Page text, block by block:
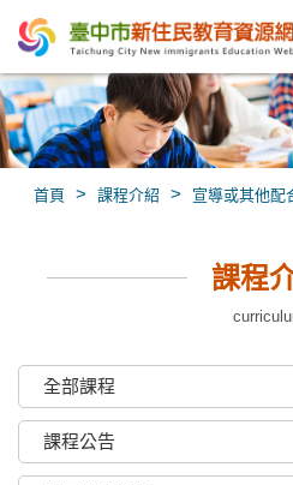
首頁 > 課程介紹 >
宣導或其他配
課程
全部課程
課程公告